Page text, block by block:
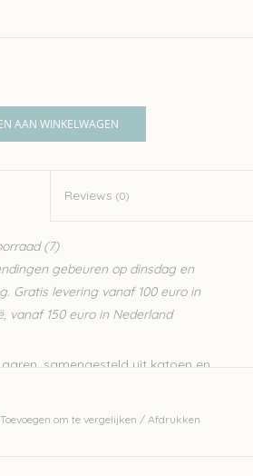
AAN WINKELWAGEN
Reviews (0)
(7)
gebeuren op dinsdag en
Gratis levering vanaf 100 euro in
vanaf 150 euro in Nederland
samengesteld uit katoen en
Toevoegen om te vergelijken / Afdrukken